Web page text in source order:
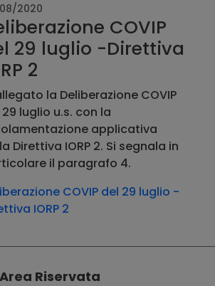
2020
COVIP
29 luglio -Direttiva
2
la Deliberazione COVIP
luglio u.s. con la
applicativa
Direttiva IORP 2. Si segnala in
il paragrafo 4.
COVIP del 29 luglio -
IORP 2
Riservata